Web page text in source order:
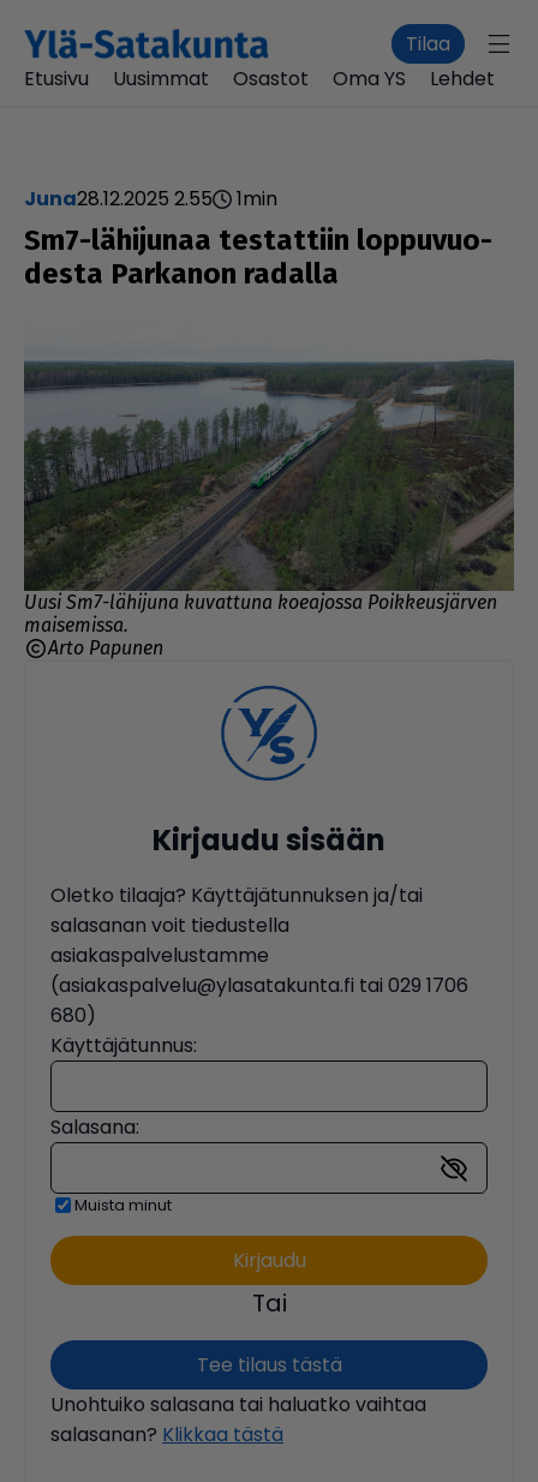
Tilaa
Etusivu
Uusimmat Osastot Oma YS Lehdet
juna28.12.2025 2.55 1min
Sm7-lähijunaa tes­tat­tiin lop­pu­vuo­
desta Parkanon radalla
Uusi Sm7-lähijuna kuvattuna koeajossa Poikkeusjärven
maisemissa.
Arto Papunen
Kirjaudu sisään
Oletko tilaaja? Käyttäjätunnuksen ja/tai
salasanan voit tiedustella
asiakaspalvelustamme
(asiakaspalvelu@ylasatakunta.fi tai 029 1706
680)
Käyttäjätunnus:
Salasana:
Muista minut
Tai
Tee tilaus tästä
Unohtuiko salasana tai haluatko vaihtaa
salasanan? Klikkaa tästä